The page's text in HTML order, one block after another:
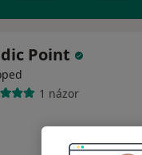
Point
1 názor